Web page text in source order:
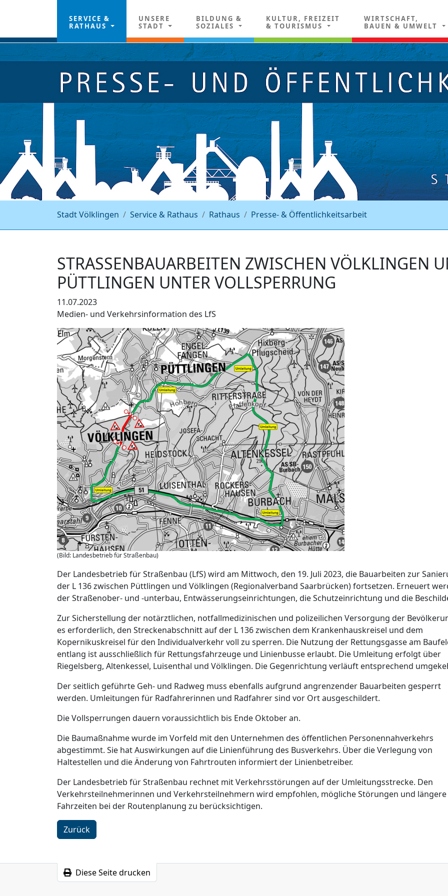
SERVICE &
RATHAUS
UNSERE
STADT
BILDUNG &
SOZIALES
KULTUR, FREIZEIT
& TOURISMUS
WIRTSCHAFT,
BAUEN & UMWELT
Stadt Völklingen Service & Rathaus Rathaus Presse- & Öffentlichkeitsarbeit
STRASSENBAUARBEITEN ZWISCHEN VÖLKLINGEN
ÜTTLINGEN UNTER VOLLSPERRUNG
11.07.2023
Medien- und Verkehrsinformation des LfS
(Bild: Landesbetrieb für Straßenbau)
Der Landesbetrieb für Straßenbau (LfS) wird am Mittwoch, den 19. Juli 2023, die Bauarbeiten zur
der L 136 zwischen Püttlingen und Völklingen (Regionalverband Saarbrücken) fortsetzen. Erneuert
der Straßenober- und -unterbau, Entwässerungseinrichtungen, die Schutzeinrichtung und die
Zur Sicherstellung der notärztlichen, notfallmedizinischen und polizeilichen Versorgung der
es erforderlich, den Streckenabschnitt auf der L 136 zwischen dem Krankenhauskreisel und dem
Kopernikuskreisel für den Individualverkehr voll zu sperren. Die Nutzung der Rettungsgasse am
entlang ist ausschließlich für Rettungsfahrzeuge und Linienbusse erlaubt. Die Umleitung erfolgt über
Riegelsberg, Altenkessel, Luisenthal und Völklingen. Die Gegenrichtung verläuft entsprechend
Der seitlich geführte Geh- und Radweg muss ebenfalls aufgrund angrenzender Bauarbeiten gesperrt
werden. Umleitungen für Radfahrerinnen und Radfahrer sind vor Ort ausgeschildert.
Die Vollsperrungen dauern voraussichtlich bis Ende Oktober an.
Die Baumaßnahme wurde im Vorfeld mit den Unternehmen des öffentlichen Personennahverkehrs
abgestimmt. Sie hat Auswirkungen auf die Linienführung des Busverkehrs. Über die Verlegung von
Haltestellen und die Änderung von Fahrtrouten informiert der Linienbetreiber.
Der Landesbetrieb für Straßenbau rechnet mit Verkehrsstörungen auf der Umleitungsstrecke. Den
Verkehrsteilnehmerinnen und Verkehrsteilnehmern wird empfohlen, mögliche Störungen und längere
Fahrzeiten bei der Routenplanung zu berücksichtigen.
Zurück
Diese Seite drucken